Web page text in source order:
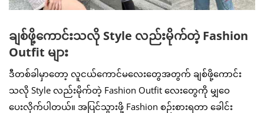
ချစ်ဖို့ကောင်းသလို Style လည်းမိုက်တဲ့ Fashion
Outfit များ
ဒီတစ်ခါမှာတော့ လူငယ်ကောင်မလေးတွေအတွက် ချစ်ဖို့ကောင်း
သလို Style လည်းမိုက်တဲ့ Fashion Outfit လေးတွေကို မျှဝေ
ပေးလိုက်ပါတယ်။ အပြင်သွားဖို့ Fashion စဉ်းစားရတာ ခေါင်း